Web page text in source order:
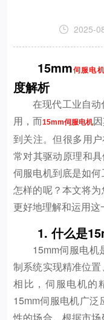
2025-
15mm伺服电
度解析
在现代工业自
用，而15mm伺服电机
到关注。但很多用
常对其驱动原理和
伺服电机到底是如
怎样的呢？本文将
更好地理解和运用这
1. 什么是
15mm伺服电机
制系统实现精准位
相比，伺服电机的
15mm伺服电机广